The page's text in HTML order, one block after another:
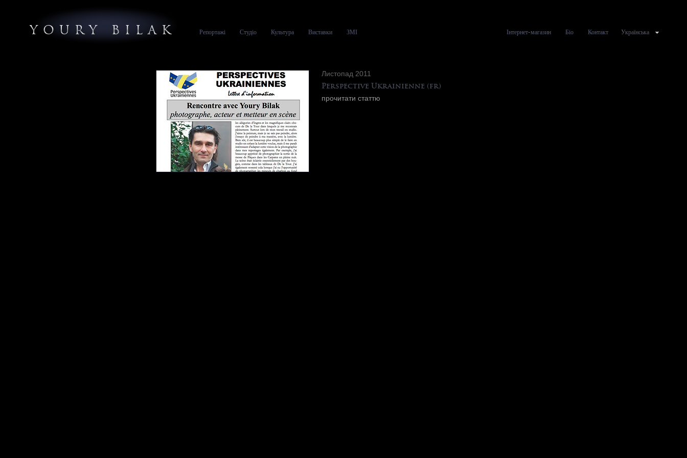
YOURY BILAK Репортажі Студіо Культура Виставки ЗМІ Інтернет-магазин Біо Контакт Українська
Листопад 2011
Perspective Ukrainienne (fr)
прочитати статтю